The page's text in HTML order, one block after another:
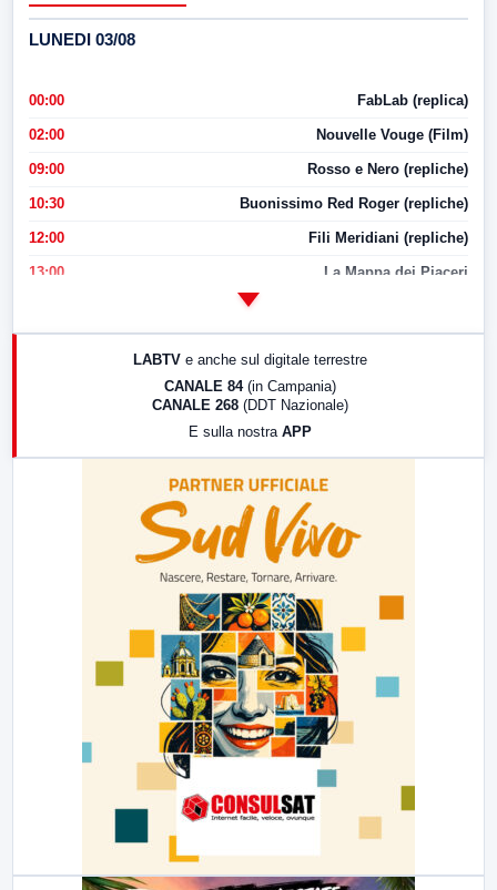
LUNEDI 03/08
00:00 FabLab (replica)
02:00 Nouvelle Vouge (Film)
09:00 Rosso e Nero (repliche)
10:30 Buonissimo Red Roger (repliche)
12:00 Fili Meridiani (repliche)
13:00 La Mappa dei Piaceri
17:00 LabNews (replica)
LABTV e anche sul digitale terrestre
CANALE 84 (in Campania)
CANALE 268 (DDT Nazionale)
E sulla nostra APP